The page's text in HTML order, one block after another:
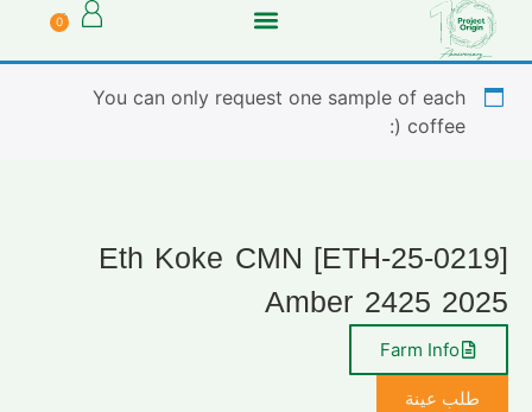
0
You can only request one sample of each
coffee (:
[ETH-25-0219] Eth Koke CMN
Amber 2425 2025
Farm Info
طلب عينة